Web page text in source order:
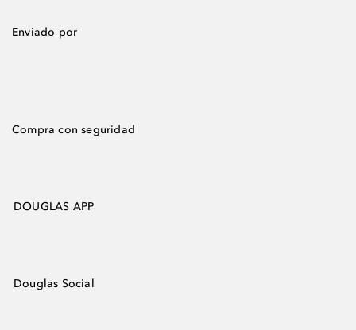
Enviado por
Compra con seguridad
DOUGLAS APP
Douglas Social